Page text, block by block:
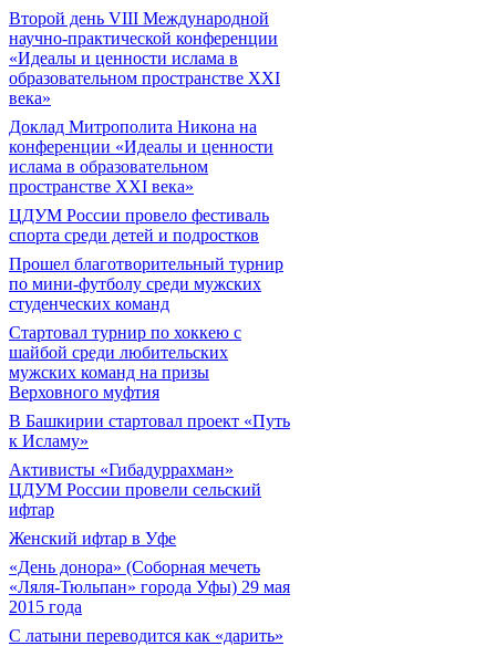
Второй день VIII Международной
научно-практической конференции
«Идеалы и ценности ислама в
образовательном пространстве XXI
века»
Доклад Митрополита Никона на
конференции «Идеалы и ценности
ислама в образовательном
пространстве XXI века»
ЦДУМ России провело фестиваль
спорта среди детей и подростков
Прошел благотворительный турнир
по мини-футболу среди мужских
студенческих команд
Cтартовал турнир по хоккею с
шайбой среди любительских
мужских команд на призы
Верховного муфтия
В Башкирии стартовал проект «Путь
к Исламу»
Активисты «Гибадуррахман»
ЦДУМ России провели сельский
ифтар
Женский ифтар в Уфе
«День донора» (Соборная мечеть
«Ляля-Тюльпан» города Уфы) 29 мая
2015 года
С латыни переводится как «дарить»